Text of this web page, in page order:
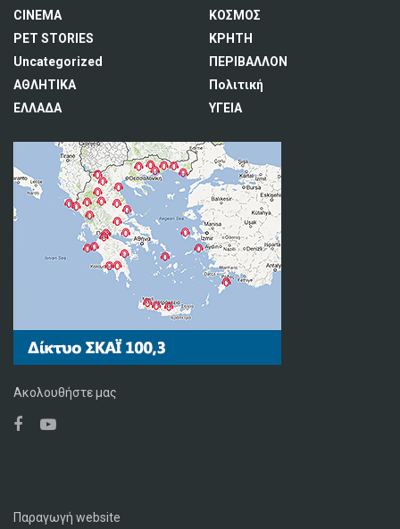
CINEMA
PET STORIES
Uncategorized
ΑΘΛΗΤΙΚΑ
ΕΛΛΑΔΑ
ΚΟΣΜΟΣ
ΚΡΗΤΗ
ΠΕΡΙΒΑΛΛΟΝ
Πολιτική
ΥΓΕΙΑ
Ακολουθήστε μας
Παραγωγή website